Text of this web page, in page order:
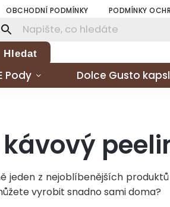
OBCHODNÍ PODMÍNKY PODMÍNKY
Hledat
Pody Dolce Gusto
jeden z nejoblíbenějších
vyrobit snadno sami doma?